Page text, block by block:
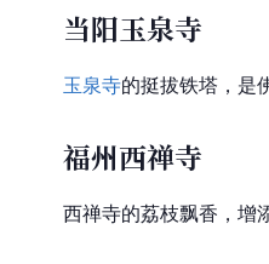
当阳玉泉寺
玉泉寺的挺拔铁塔，是
福州西禅寺
西禅寺的荔枝飘香，增